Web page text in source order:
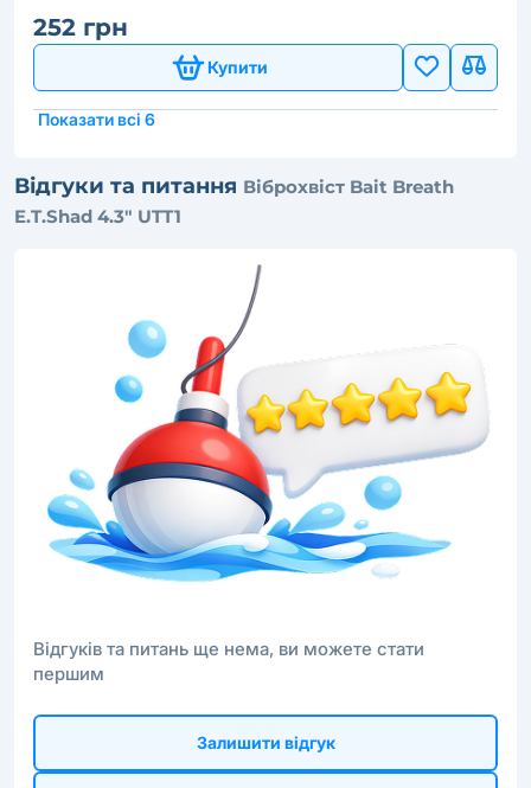
252 грн
Купити
Показати всі 6
Відгуки та питання Віброхвіст Bait Breath
E.T.Shad 4.3" UTT1
Відгуків та питань ще нема, ви можете стати
першим
Залишити відгук